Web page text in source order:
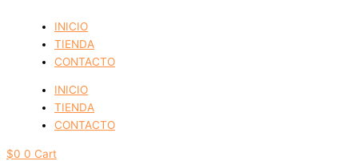
INICIO
TIENDA
CONTACTO
INICIO
TIENDA
CONTACTO
$0 0 Cart